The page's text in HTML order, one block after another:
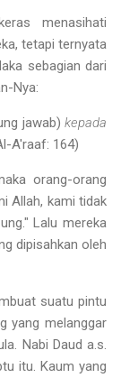
menasihati
tetapi ternyata
sebagian dari
Nya:
jawab)kepada
A'raaf: 164)
orang-orang
Allah, kami tidak
Lalu mereka
dipisahkan oleh
suatu pintu
yang melanggar
Nabi Daud a.s.
itu. Kaum yang